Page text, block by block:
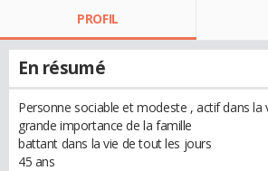
PROFIL
En résumé
Personne sociable et modeste , actif dans la
grande importance de la famille
battant dans la vie de tout les jours
45 ans